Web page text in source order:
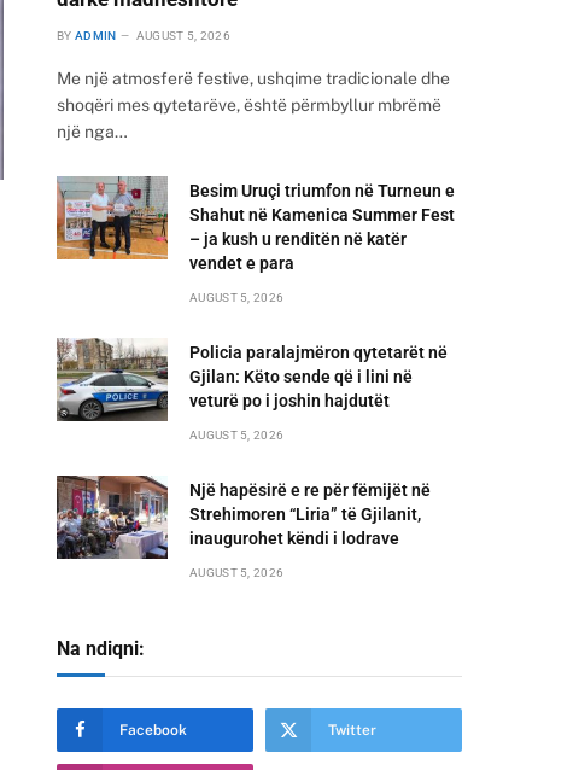
BY ADMIN AUGUST 5, 2026
Me një atmosferë festive, ushqime tradicionale dhe
shoqëri mes qytetarëve, është përmbyllur mbrëmë
një nga…
Besim Uruçi triumfon në Turneun e
Shahut në Kamenica Summer Fest
– ja kush u renditën në katër
vendet e para
AUGUST 5, 2026
Policia paralajmëron qytetarët në
Gjilan: Këto sende që i lini në
veturë po i joshin hajdutët
AUGUST 5, 2026
Një hapësirë e re për fëmijët në
Strehimoren “Liria” të Gjilanit,
inaugurohet këndi i lodrave
AUGUST 5, 2026
Na ndiqni:
Facebook Twitter